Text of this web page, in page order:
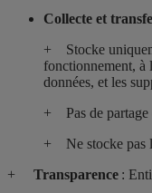
Collecte et
+ Stocke
fonctionnement, à
données, et les
+ Pas de partage
+ Ne stocke pas
+ Transparence :